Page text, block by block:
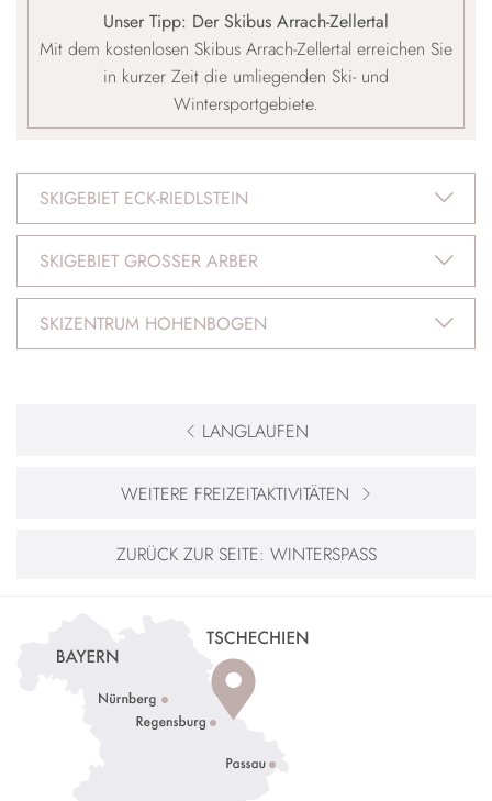
Unser Tipp: Der Skibus Arrach-Zellertal
Mit dem kostenlosen Skibus Arrach-Zellertal erreichen Sie
in kurzer Zeit die umliegenden Ski- und
Wintersportgebiete.
SKIGEBIET ECK-RIEDLSTEIN
SKIGEBIET GROSSER ARBER
SKIZENTRUM HOHENBOGEN
LANGLAUFEN
WEITERE FREIZEITAKTIVITÄTEN
ZURÜCK ZUR SEITE: WINTERSPASS